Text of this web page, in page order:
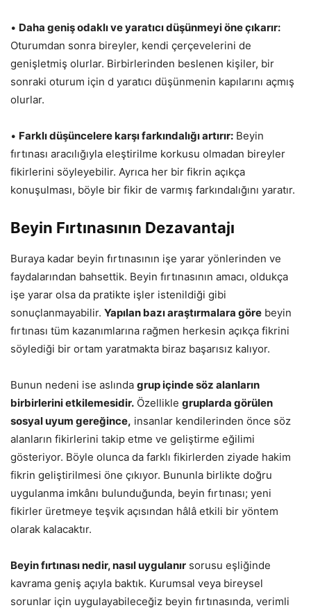
• Daha geniş odaklı ve yaratıcı düşünmeyi öne çıkarır:
Oturumdan sonra bireyler, kendi çerçevelerini de
genişletmiş olurlar. Birbirlerinden beslenen kişiler, bir
sonraki oturum için d yaratıcı düşünmenin kapılarını açmış
olurlar.
• Farklı düşüncelere karşı farkındalığı artırır: Beyin
fırtınası aracılığıyla eleştirilme korkusu olmadan bireyler
fikirlerini söyleyebilir. Ayrıca her bir fikrin açıkça
konuşulması, böyle bir fikir de varmış farkındalığını yaratır.
Beyin Fırtınasının Dezavantajı
Buraya kadar beyin fırtınasının işe yarar yönlerinden ve
faydalarından bahsettik. Beyin fırtınasının amacı, oldukça
işe yarar olsa da pratikte işler istenildiği gibi
sonuçlanmayabilir. Yapılan bazı araştırmalara göre beyin
fırtınası tüm kazanımlarına rağmen herkesin açıkça fikrini
söylediği bir ortam yaratmakta biraz başarısız kalıyor.
Bunun nedeni ise aslında grup içinde söz alanların
birbirlerini etkilemesidir. Özellikle gruplarda görülen
sosyal uyum gereğince, insanlar kendilerinden önce söz
alanların fikirlerini takip etme ve geliştirme eğilimi
gösteriyor. Böyle olunca da farklı fikirlerden ziyade hakim
fikrin geliştirilmesi öne çıkıyor. Bununla birlikte doğru
uygulanma imkânı bulunduğunda, beyin fırtınası; yeni
fikirler üretmeye teşvik açısından hâlâ etkili bir yöntem
olarak kalacaktır.
Beyin fırtınası nedir, nasıl uygulanır sorusu eşliğinde
kavrama geniş açıyla baktık. Kurumsal veya bireysel
sorunlar için uygulayabileceğiz beyin fırtınasında, verimli